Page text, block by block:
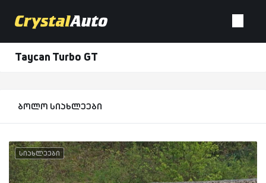
Taycan Turbo GT
ბოლო სიახლეები
სიახლეები